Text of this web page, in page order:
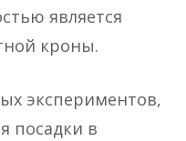
является
кроны.
экспериментов,
посадки в